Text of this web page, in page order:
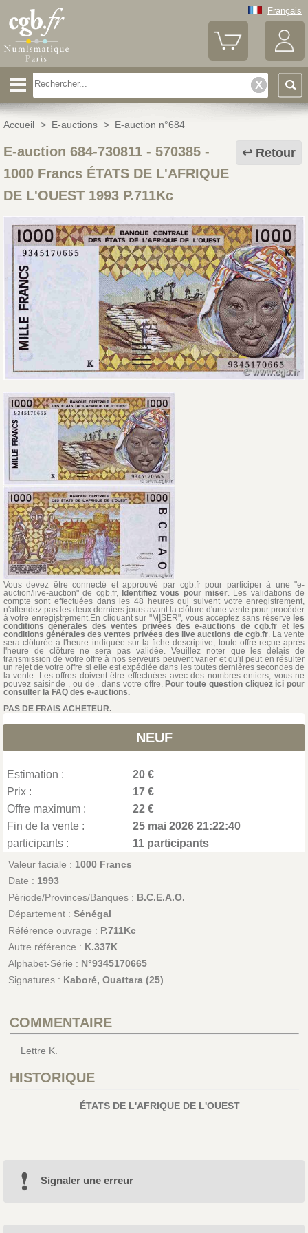
Français
Accueil > E-auctions > E-auction n°684
Retour
E-auction 684-730811 - 570385-
1000 Francs ÉTATS DE L'AFRIQUE
DE L'OUEST 1993 P.711Kc
Vous devez être connecté et approuvé par cgb.fr pour participer à une "e-
auction/live-auction" de cgb.fr, Identifiez vous pour miser. Les validations de
compte sont effectuées dans les 48 heures qui suivent votre enregistrement,
n'attendez pas les deux derniers jours avant la clôture d'une vente pour procéder
à votre enregistrement.En cliquant sur "MISER", vous acceptez sans réserve les
conditions générales des ventes privées des e-auctions de cgb.fr et les
conditions générales des ventes privées des live auctions de cgb.fr. La vente
sera clôturée à l'heure indiquée sur la fiche descriptive, toute offre reçue après
l'heure de clôture ne sera pas validée. Veuillez noter que les délais de
transmission de votre offre à nos serveurs peuvent varier et qu'il peut en résulter
un rejet de votre offre si elle est expédiée dans les toutes dernières secondes de
la vente. Les offres doivent être effectuées avec des nombres entiers, vous ne
pouvez saisir de , ou de . dans votre offre. Pour toute question cliquez ici pour
consulter la FAQ des e-auctions.
PAS DE FRAIS ACHETEUR.
NEUF
Estimation :
20 €
Prix :
17 €
Offre maximum :
22 €
Fin de la vente :
25 mai 2026 21:22:40
participants :
11 participants
Valeur faciale : 1000 Francs
Date : 1993
Période/Provinces/Banques : B.C.E.A.O.
Département : Sénégal
Référence ouvrage : P.711Kc
Autre référence : K.337K
Alphabet-Série : N°9345170665
Signatures : Kaboré, Ouattara (25)
COMMENTAIRE
Lettre K.
HISTORIQUE
ÉTATS DE L'AFRIQUE DE L'OUEST
Signaler une erreur